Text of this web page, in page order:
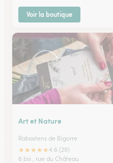
Voir la boutique
Art et Nature
Rabastens de Bigorre
★★★★★4.6 (29)
6 bis , rue du Château